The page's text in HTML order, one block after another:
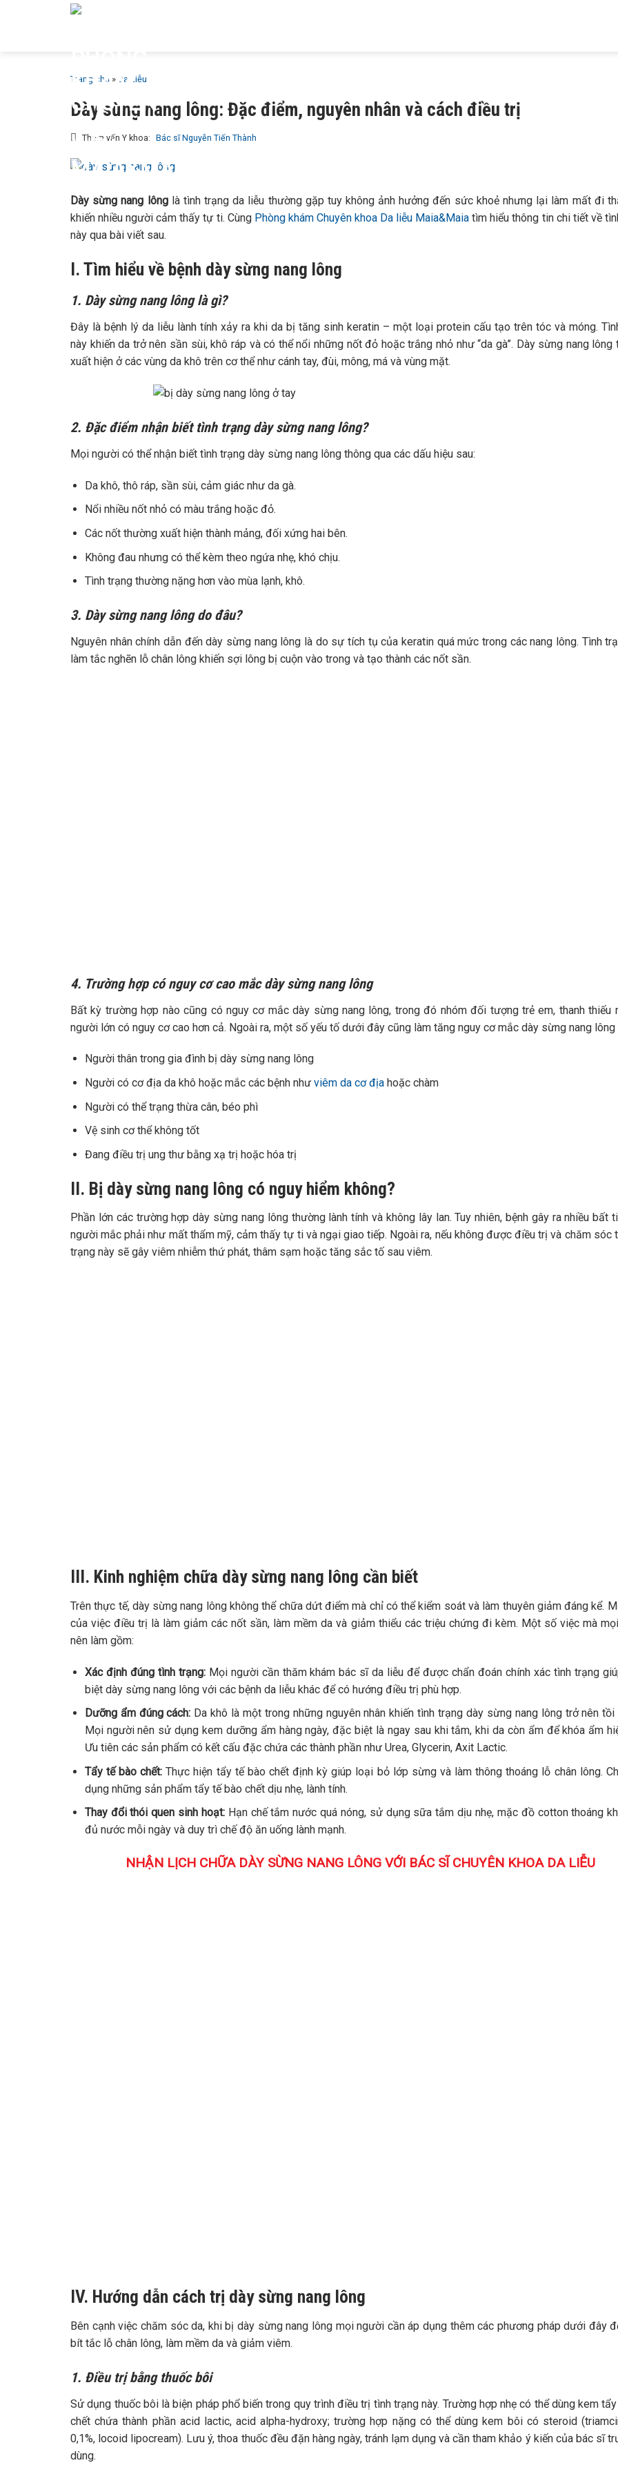
Trang chủ » Da Liễu
Dày sừng nang lông: Đặc điểm, nguyên nhân và cách điều trị
Tham vấn Y khoa: Bác sĩ Nguyễn Tiến Thành
Dày sừng nang lônglà tình trạng da liễu thường gặp tuy không ảnh hưởng đến sức khoẻ nhưng lại làm mất đi
khiến nhiều người cảm thấy tự ti. Cùng Phòng khám Chuyên khoa Da liễu Maia&Maia tìm hiểu thông tin chi tiết về
này qua bài viết sau.
I. Tìm hiểu về bệnh dày sừng nang lông
1. Dày sừng nang lông là gì?
Đây là bệnh lý da liễu lành tính xảy ra khi da bị tăng sinh keratin – một loại protein cấu tạo trên tóc và móng.
này khiến da trở nên sần sùi, khô ráp và có thể nổi những nốt đỏ hoặc trắng nhỏ như “da gà”. Dày sừng nang lông
xuất hiện ở các vùng da khô trên cơ thể như cánh tay, đùi, mông, má và vùng mặt.
2. Đặc điểm nhận biết tình trạng dày sừng nang lông?
Mọi người có thể nhận biết tình trạng dày sừng nang lông thông qua các dấu hiệu sau:
Da khô, thô ráp, sần sùi, cảm giác như da gà.
Nổi nhiều nốt nhỏ có màu trắng hoặc đỏ.
Các nốt thường xuất hiện thành mảng, đối xứng hai bên.
Không đau nhưng có thể kèm theo ngứa nhẹ, khó chịu.
Tình trạng thường nặng hơn vào mùa lạnh, khô.
3. Dày sừng nang lông do đâu?
Nguyên nhân chính dẫn đến dày sừng nang lông là do sự tích tụ của keratin quá mức trong các nang lông. Tình
làm tắc nghẽn lỗ chân lông khiến sợi lông bị cuộn vào trong và tạo thành các nốt sần.
4. Trường hợp có nguy cơ cao mắc dày sừng nang lông
Bất kỳ trường hợp nào cũng có nguy cơ mắc dày sừng nang lông, trong đó nhóm đối tượng trẻ em, thanh thiếu
người lớn có nguy cơ cao hơn cả. Ngoài ra, một số yếu tố dưới đây cũng làm tăng nguy cơ mắc dày sừng nang lông
Người thân trong gia đình bị dày sừng nang lông
Người có cơ địa da khô hoặc mắc các bệnh như viêm da cơ địahoặc chàm
Người có thể trạng thừa cân, béo phì
Vệ sinh cơ thể không tốt
Đang điều trị ung thư bằng xạ trị hoặc hóa trị
II. Bị dày sừng nang lông có nguy hiểm không?
Phần lớn các trường hợp dày sừng nang lông thường lành tính và không lây lan. Tuy nhiên, bệnh gây ra nhiều bất
người mắc phải như mất thẩm mỹ, cảm thấy tự ti và ngại giao tiếp. Ngoài ra, nếu không được điều trị và chăm sóc
trạng này sẽ gây viêm nhiễm thứ phát, thâm sạm hoặc tăng sắc tố sau viêm.
III. Kinh nghiệm chữa dày sừng nang lông cần biết
Trên thực tế, dày sừng nang lông không thể chữa dứt điểm mà chỉ có thể kiểm soát và làm thuyên giảm đáng kể.
của việc điều trị là làm giảm các nốt sần, làm mềm da và giảm thiểu các triệu chứng đi kèm. Một số việc mà
nên làm gồm:
Xác định đúng tình trạng:Mọi người cần thăm khám bác sĩ da liễu để được chẩn đoán chính xác tình trạng
biệt dày sừng nang lông với các bệnh da liễu khác để có hướng điều trị phù hợp.
Dưỡng ẩm đúng cách: Da khô là một trong những nguyên nhân khiến tình trạng dày sừng nang lông trở nên tồi
Mọi người nên sử dụng kem dưỡng ẩm hàng ngày, đặc biệt là ngay sau khi tắm, khi da còn ẩm để khóa ẩm
Ưu tiên các sản phẩm có kết cấu đặc chứa các thành phần như Urea, Glycerin, Axit Lactic.
Tẩy tế bào chết:Thực hiện tẩy tế bào chết định kỳ giúp loại bỏ lớp sừng và làm thông thoáng lỗ chân lông.
dụng những sản phẩm tẩy tế bào chết dịu nhẹ, lành tính.
Thay đổi thói quen sinh hoạt:Hạn chế tắm nước quá nóng, sử dụng sữa tắm dịu nhẹ, mặc đồ cotton thoáng
đủ nước mỗi ngày và duy trì chế độ ăn uống lành mạnh.
NHẬN LỊCH CHỮA DÀY SỪNG NANG LÔNG VỚI BÁC SĨ CHUYÊN KHOA DA LIỄU
IV. Hướng dẫn cách trị dày sừng nang lông
Bên cạnh việc chăm sóc da, khi bị dày sừng nang lông mọi người cần áp dụng thêm các phương pháp dưới đây
bít tắc lỗ chân lông, làm mềm da và giảm viêm.
1. Điều trị bằng thuốc bôi
Sử dụng thuốc bôi là biện pháp phổ biến trong quy trình điều trị tình trạng này. Trường hợp nhẹ có thể dùng kem
chết chứa thành phần acid lactic, acid alpha-hydroxy; trường hợp nặng có thể dùng kem bôi có steroid
0,1%, locoid lipocream). Lưu ý, thoa thuốc đều đặn hàng ngày, tránh lạm dụng và cần tham khảo ý kiến của bác sĩ
dùng.